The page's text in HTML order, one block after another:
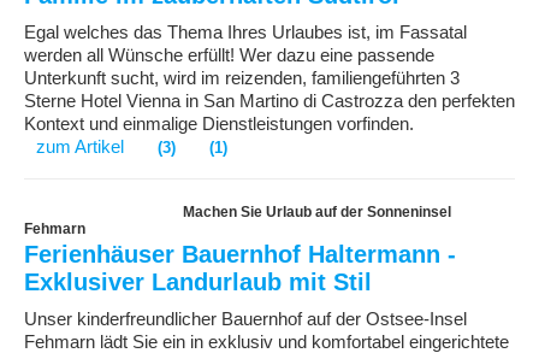
Egal welches das Thema Ihres Urlaubes ist, im Fassatal
werden all Wünsche erfüllt! Wer dazu eine passende
Unterkunft sucht, wird im reizenden, familiengeführten 3
Sterne Hotel Vienna in San Martino di Castrozza den perfekten
Kontext und einmalige Dienstleistungen vorfinden.
zum Artikel
(3) (1)
Machen Sie Urlaub auf der Sonneninsel
Fehmarn
Ferienhäuser Bauernhof Haltermann -
Exklusiver Landurlaub mit Stil
Unser kinderfreundlicher Bauernhof auf der Ostsee-Insel
Fehmarn lädt Sie ein in exklusiv und komfortabel eingerichtete